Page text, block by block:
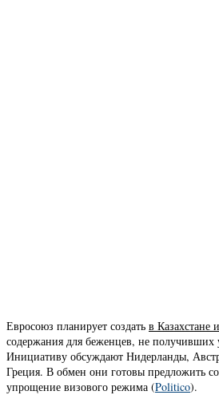
Евросоюз планирует создать в Казахстане
содержания для беженцев, не
Инициативу обсуждают Нидерланды,
Греция. В обмен они готовы предложить
упрощение визового режима (Politico).